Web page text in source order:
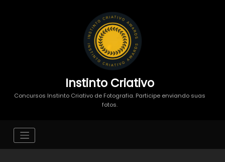
Instinto Criativo
Concursos Instinto Criativo de Fotografia. Participe enviando suas
fotos.